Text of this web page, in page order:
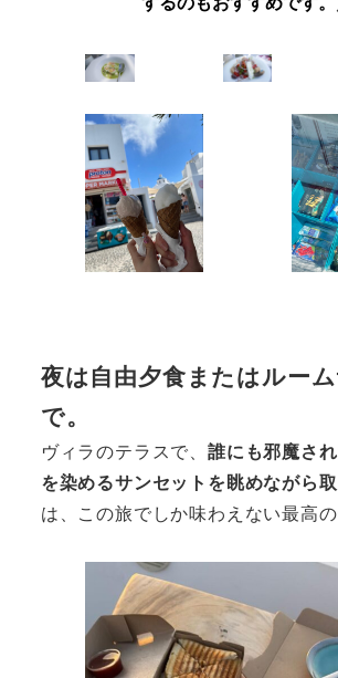
夜は自由夕食またはルー
で。
ヴィラのテラスで、 誰にも邪魔さ
を染めるサンセットを眺めながら
は、この旅でしか味わえない最高の